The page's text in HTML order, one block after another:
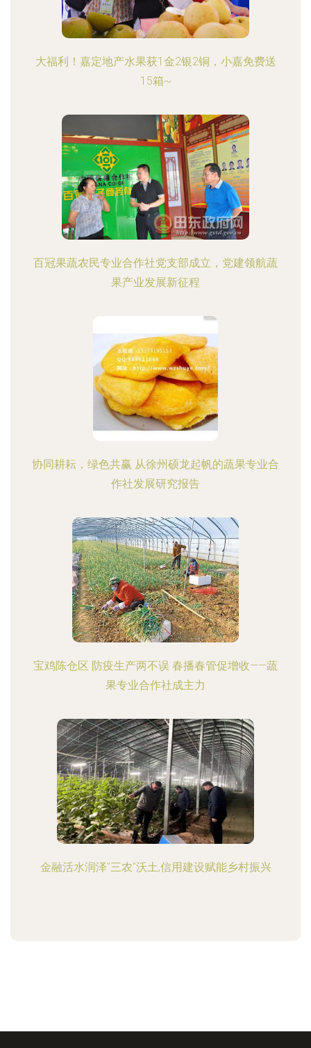
大福利！嘉定地产水果获1金2银2铜，小嘉免费送
15箱~
百冠果蔬农民专业合作社党支部成立，党建领航蔬
果产业发展新征程
协同耕耘，绿色共赢 从徐州硕龙起帆的蔬果专业合
作社发展研究报告
宝鸡陈仓区 防疫生产两不误 春播春管促增收——蔬
果专业合作社成主力
金融活水润泽"三农"沃土,信用建设赋能乡村振兴